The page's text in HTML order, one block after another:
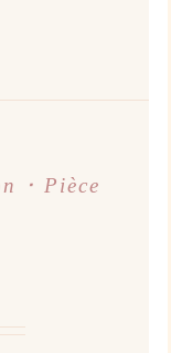
･ Pièce